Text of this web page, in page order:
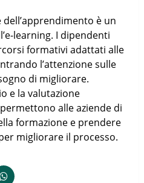
dell’apprendimento è un
learning. I dipendenti
formativi adattati alle
l’attenzione sulle
di migliorare.
e la valutazione
alle aziende di
formazione e prendere
migliorare il processo.